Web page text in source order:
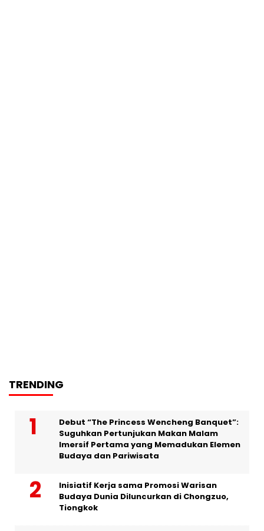
TRENDING
Debut “The Princess Wencheng Banquet”:
Suguhkan Pertunjukan Makan Malam
Imersif Pertama yang Memadukan Elemen
Budaya dan Pariwisata
Inisiatif Kerja sama Promosi Warisan
Budaya Dunia Diluncurkan di Chongzuo,
Tiongkok